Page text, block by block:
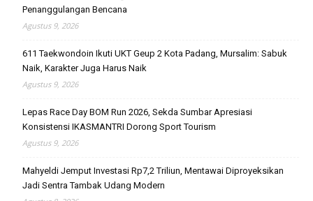
Penanggulangan Bencana
Agustus 9, 2026
611 Taekwondoin Ikuti UKT Geup 2 Kota Padang, Mursalim: Sabuk
Naik, Karakter Juga Harus Naik
Agustus 9, 2026
Lepas Race Day BOM Run 2026, Sekda Sumbar Apresiasi
Konsistensi IKASMANTRI Dorong Sport Tourism
Agustus 9, 2026
Mahyeldi Jemput Investasi Rp7,2 Triliun, Mentawai Diproyeksikan
Jadi Sentra Tambak Udang Modern